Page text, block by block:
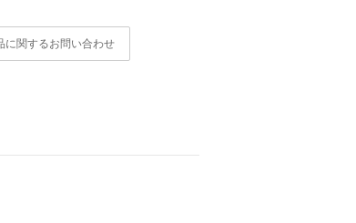
に関するお問い合わせ